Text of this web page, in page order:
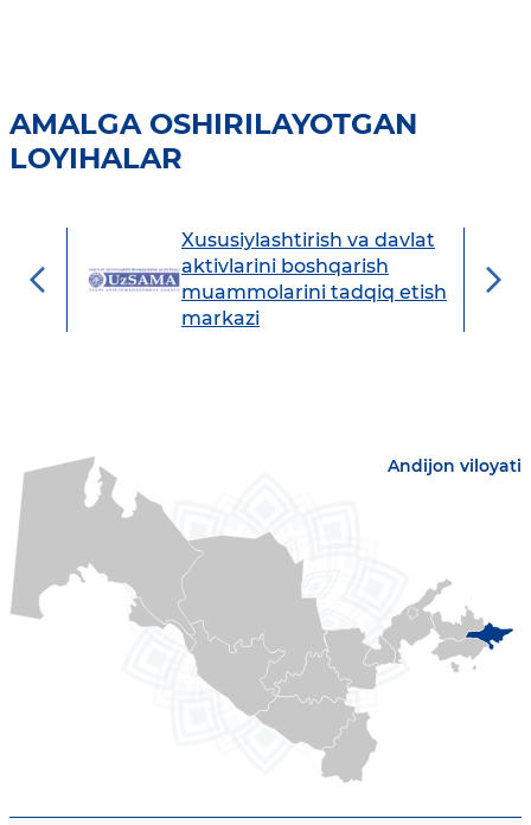
AMALGA OSHIRILAYOTGAN
LOYIHALAR
Xususiylashtirish va davlat
aktivlarini boshqarish
muammolarini tadqiq etish
markazi
Andijon viloyati